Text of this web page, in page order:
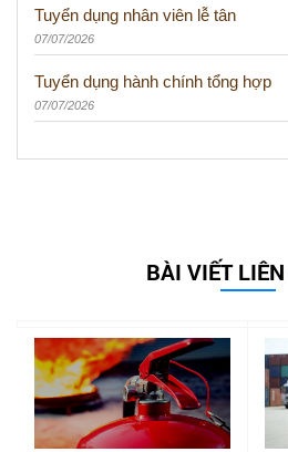
Tuyển dụng nhân viên lễ tân
07/07/2026
Tuyển dụng hành chính tổng hợp
07/07/2026
BÀI VIẾT